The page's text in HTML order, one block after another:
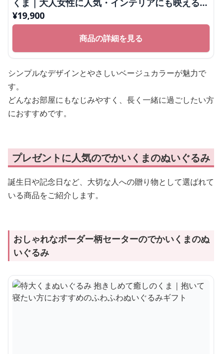
くま｜大人女性に人気・インテリアにも映える癒
しぬいぐるみ
¥19,900
商品の詳細を見る
シンプルなデザインとやさしいベージュカラーが魅力で
す。
どんなお部屋にもなじみやすく、長く一緒に過ごしたい方
におすすめです。
プレゼントに人気のでかいくまのぬいぐるみ
誕生日や記念日など、大切な人への贈り物として選ばれて
いる商品をご紹介します。
おしゃれなボーダー柄セーターのでかいくまのぬ
いぐるみ